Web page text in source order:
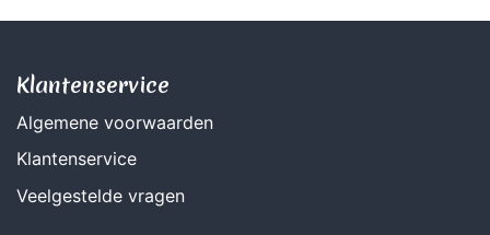
Klantenservice
Algemene voorwaarden
Klantenservice
Veelgestelde vragen